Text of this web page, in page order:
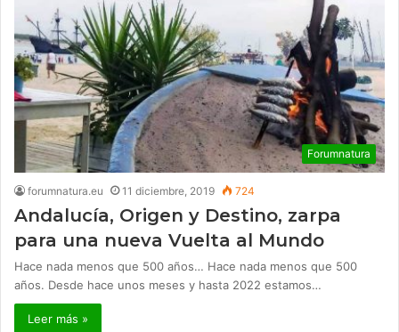
Forumnatura
forumnatura.eu 11 diciembre, 2019 724
Andalucía, Origen y Destino, zarpa
para una nueva Vuelta al Mundo
Hace nada menos que 500 años… Hace nada menos que 500
años. Desde hace unos meses y hasta 2022 estamos…
Leer más »